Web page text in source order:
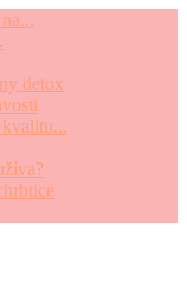
detox
kvalitu...